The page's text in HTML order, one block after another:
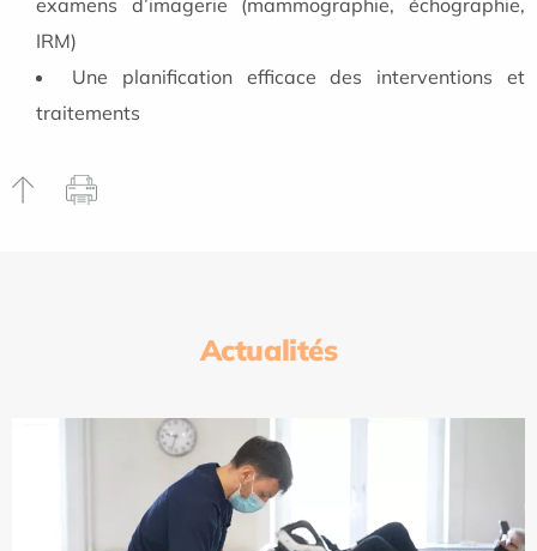
IRM)
Une planification efficace des interventions et
traitements
Actualités